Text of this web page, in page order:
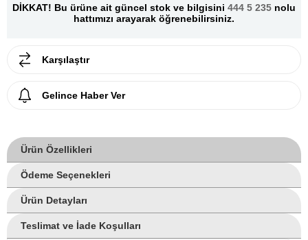
DİKKAT! Bu ürüne ait güncel stok ve bilgisini 444 5 235 nolu
hattımızı arayarak öğrenebilirsiniz.
Karşılaştır
Gelince Haber Ver
Ürün Özellikleri
Ödeme Seçenekleri
Ürün Detayları
Teslimat ve İade Koşulları